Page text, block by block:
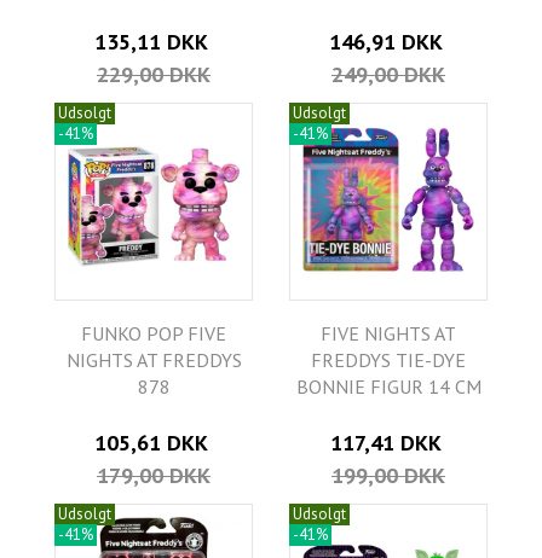
135,11 DKK
229,00 DKK
146,91 DKK
249,00 DKK
Udsolgt
-41%
FUNKO POP FIVE
NIGHTS AT FREDDYS
878
105,61 DKK
179,00 DKK
Udsolgt
-41%
FIVE NIGHTS AT
FREDDYS TIE-DYE
BONNIE FIGUR 14 CM
117,41 DKK
199,00 DKK
Udsolgt
-41%
Udsolgt
-41%